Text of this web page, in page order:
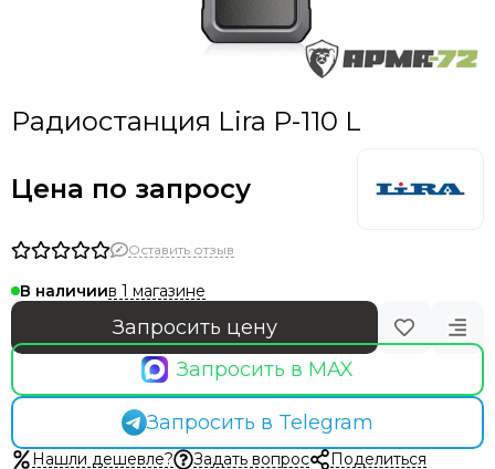
Радиостанция Lira P-110 L
Цена по запросу
Оставить отзыв
В наличиив 1 магазине
Запросить цену
Запросить в MAX
Запросить в Telegram
Нашли дешевле? Задать вопрос Поделиться